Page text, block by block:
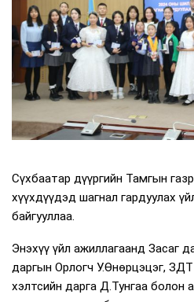
Сүхбаатар дүүргийн Тамгын
хүүхдүүдэд шагнал гардуулах
байгууллаа.
Энэхүү үйл ажиллагаанд Засаг
даргын Орлогч У.Өнөрцэцэг,
хэлтсийн дарга Д.Тунгаа болон